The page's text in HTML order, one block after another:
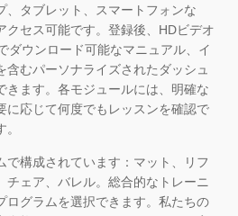
、タブレット、スマートフォンな
クセス可能です。登録後、HDビデオ
ダウンロード可能なマニュアル、イ
含むパーソナライズされたダッシュ
きます。各モジュールには、明確な
に応じて何度でもレッスンを確認で
で構成されています：マット、リフ
チェア、バレル。総合的なトレーニ
ログラムを選択できます。私たちの